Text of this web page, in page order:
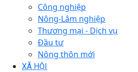
Công nghiệp
Nông-Lâm nghiệp
Thương mại - Dịch vụ
Đầu tư
Nông thôn mới
XÃ HỘI